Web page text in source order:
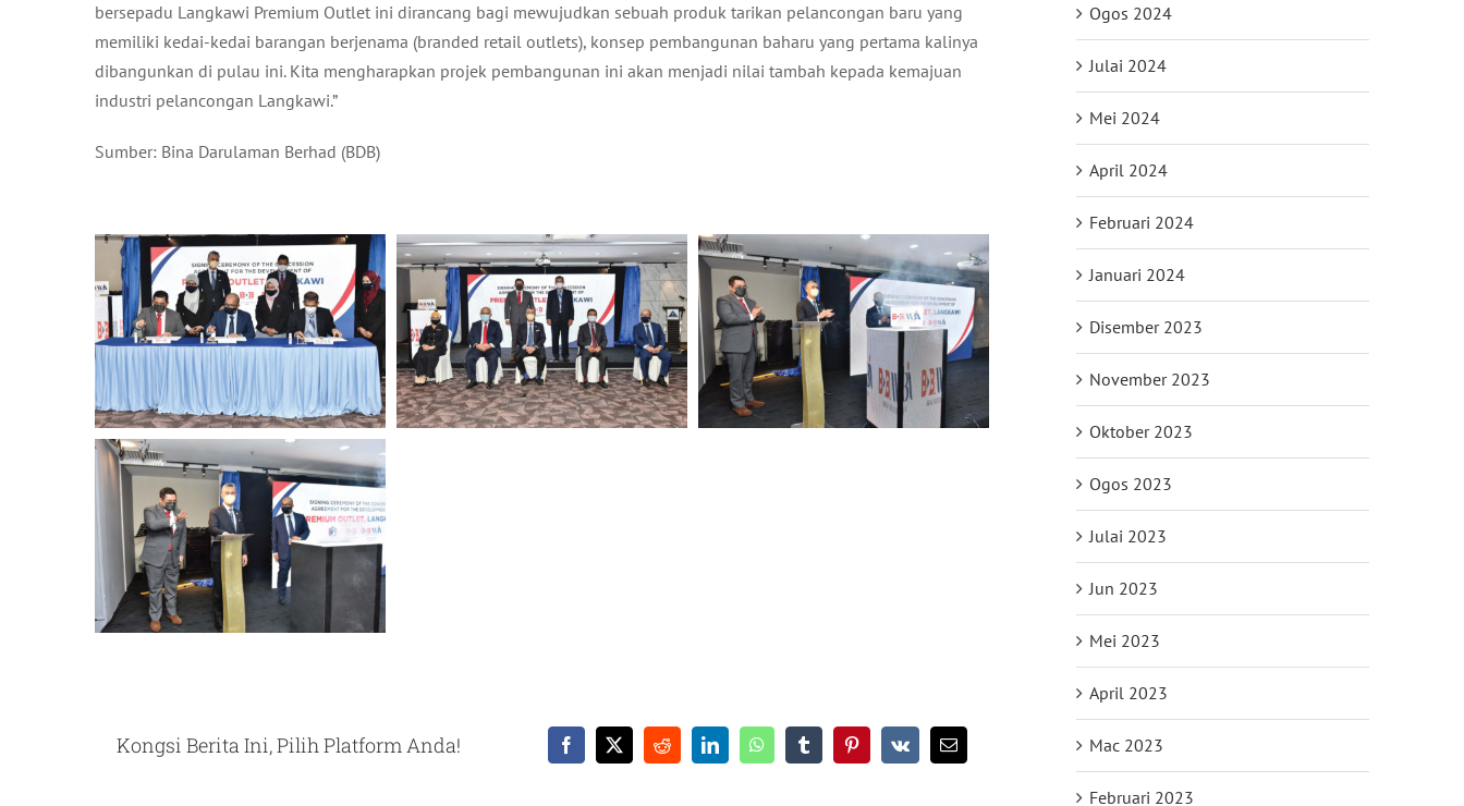
bersepadu Langkawi Premium Outlet ini dirancang bagi mewujudkan sebuah produk tarikan pelancongan baru yang
memiliki kedai-kedai barangan berjenama (branded retail outlets), konsep pembangunan baharu yang pertama kalinya
dibangunkan di pulau ini. Kita mengharapkan projek pembangunan ini akan menjadi nilai tambah kepada kemajuan
industri pelancongan Langkawi.”
Sumber: Bina Darulaman Berhad (BDB)
Kongsi Berita Ini, Pilih Platform Anda! Facebook
X RedditLinkedInWhatsAppTumblrPinterest
Vk Email
Ogos 2024
Julai 2024
Mei 2024
April 2024
Februari 2024
Januari 2024
Disember 2023
November 2023
Oktober 2023
Ogos 2023
Julai 2023
Jun 2023
Mei 2023
April 2023
Mac 2023
Februari 2023